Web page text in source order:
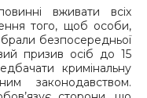
вживати всіх
того, щоб особи,
брали безпосередньої
призив осіб до 15
кримінальну
законодавством.